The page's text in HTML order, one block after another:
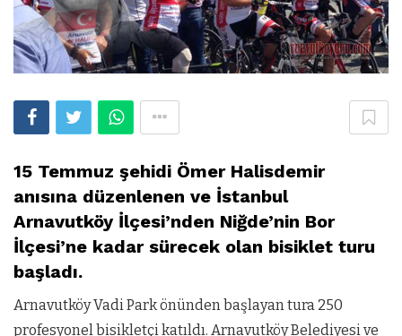
15 Temmuz şehidi Ömer Halisdemir
anısına düzenlenen ve İstanbul
Arnavutköy İlçesi’nden Niğde’nin Bor
İlçesi’ne kadar sürecek olan bisiklet turu
başladı.
Arnavutköy Vadi Park önünden başlayan tura 250
profesyonel bisikletçi katıldı. Arnavutköy Belediyesi ve